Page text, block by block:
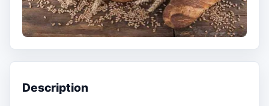
Description